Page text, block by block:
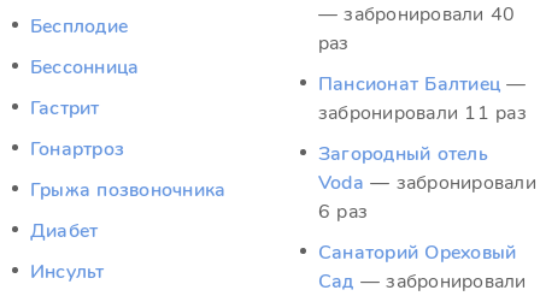
Бесплодие
Бессонница
Гастрит
Гонартроз
Грыжа позвоночника
Диабет
Инсульт
— забронировали 40
раз
Пансионат Балтиец —
забронировали 11 раз
Загородный отель
Voda — забронировали
6 раз
Санаторий Ореховый
Сад — забронировали